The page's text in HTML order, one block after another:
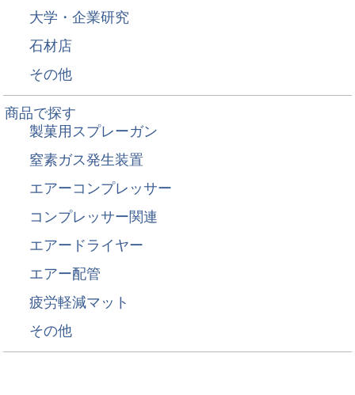
大学・企業研究
石材店
その他
商品で探す
製菓用スプレーガン
窒素ガス発生装置
エアーコンプレッサー
コンプレッサー関連
エアードライヤー
エアー配管
疲労軽減マット
その他